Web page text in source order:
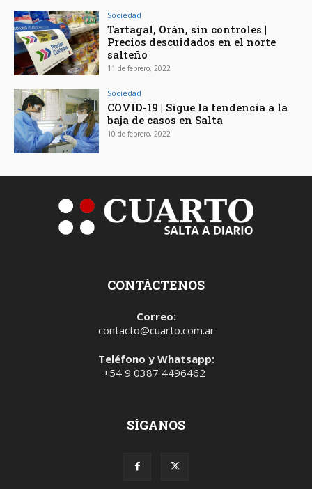
Sociedad
Tartagal, Orán, sin controles |
Precios descuidados en el norte
salteño
11 de febrero, 2022
Sociedad
COVID-19 | Sigue la tendencia a la
baja de casos en Salta
10 de febrero, 2022
CONTÁCTENOS
Correo:
contacto@cuarto.com.ar
Teléfono y Whatsapp:
+54 9 0387 4496462
SÍGANOS